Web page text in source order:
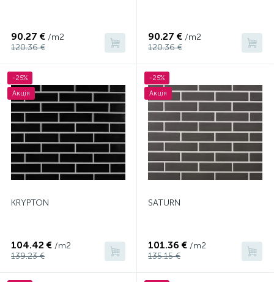
90.27 € /m2
120.36 €
90.27 € /m2
120.36 €
-25%
Акція
KRYPTON
104.42 € /m2
139.23 €
-25%
Акція
SATURN
101.36 € /m2
135.15 €